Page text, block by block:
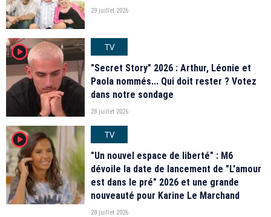
29 juillet 2026
player2
TV
"Secret Story" 2026 : Arthur, Léonie et
Paola nommés... Qui doit rester ? Votez
dans notre sondage
28 juillet 2026
player2
TV
"Un nouvel espace de liberté" : M6
dévoile la date de lancement de "L'amour
est dans le pré" 2026 et une grande
nouveauté pour Karine Le Marchand
28 juillet 2026